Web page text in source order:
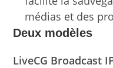
médias et des
Deux modèles
LiveCG Broadcast